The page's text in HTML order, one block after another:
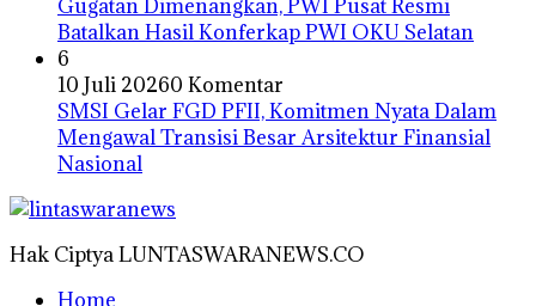
Gugatan Dimenangkan, PWI Pusat Resmi
Batalkan Hasil Konferkap PWI OKU Selatan
6
10 Juli 20260 Komentar
SMSI Gelar FGD PFII, Komitmen Nyata Dalam
Mengawal Transisi Besar Arsitektur Finansial
Nasional
Hak Ciptya LUNTASWARANEWS.CO
Home